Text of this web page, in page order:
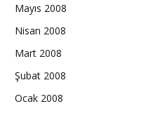
Mayıs 2008
Nisan 2008
Mart 2008
Şubat 2008
Ocak 2008